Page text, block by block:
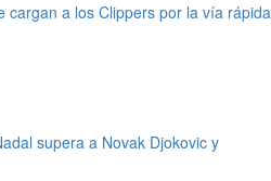
cargan a los Clippers por la vía rápida
supera a Novak Djokovic y